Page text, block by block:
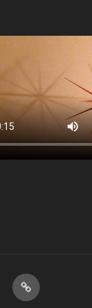
Disclaimer.